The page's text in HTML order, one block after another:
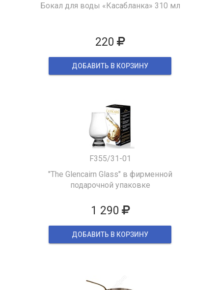
Бокал для воды «Касабланка» 310 мл
220
ДОБАВИТЬ В КОРЗИНУ
F355/31-01
"The Glencairn Glass" в фирменной
подарочной упаковке
1 290
ДОБАВИТЬ В КОРЗИНУ